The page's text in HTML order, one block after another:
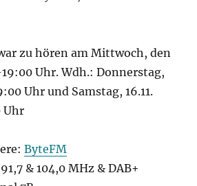
zu hören am Mittwoch, den
19:00 Uhr. Wdh.: Donnerstag,
Uhr und Samstag, 16.11.
Uhr
ByteFM
& 104,0 MHz & DAB+